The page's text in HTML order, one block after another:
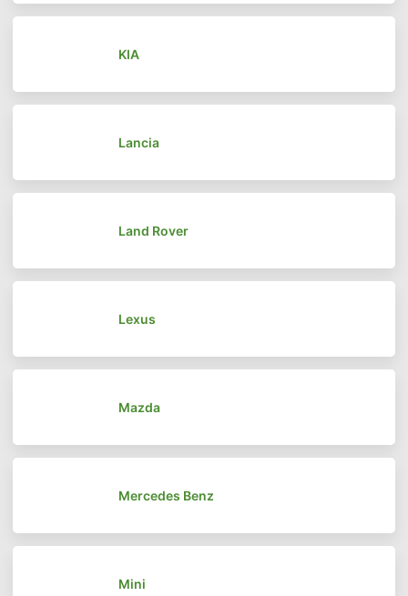
KIA
Lancia
Land Rover
Lexus
Mazda
Mercedes Benz
Mini